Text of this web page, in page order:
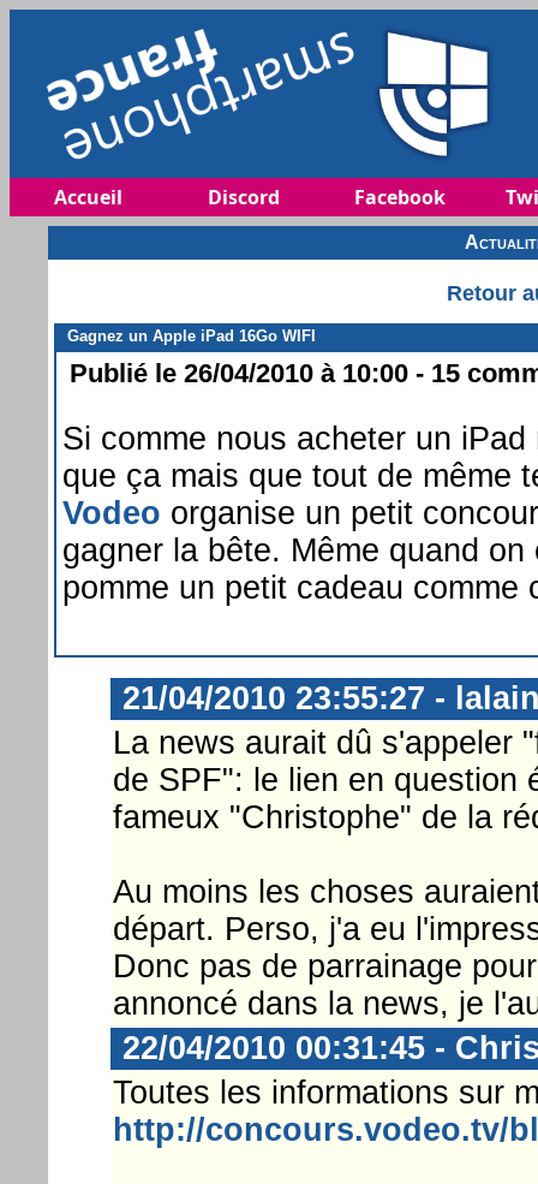
Accueil Discord Facebook
Retour
Gagnez un Apple iPad 16Go WIFI
Publié le 26/04/2010 à 10:00 - 15
Si comme nous acheter un
que ça mais que tout de même
Vodeo organise un petit
gagner la bête. Même quand
pomme un petit cadeau
21/04/2010 23:55:27 -
La news aurait dû s'appeler
de SPF": le lien en question
fameux "Christophe" de la
Au moins les choses
départ. Perso, j'a eu
Donc pas de parrainage
annoncé dans la news, je
22/04/2010 00:31:45 -
Toutes les informations sur
http://concours.vodeo.tv/